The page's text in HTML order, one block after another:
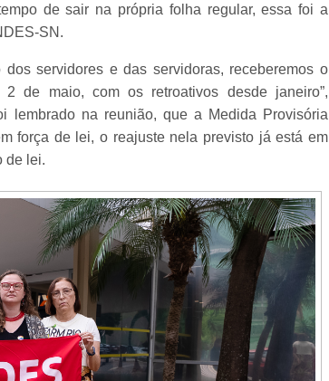
de sair na própria folha regular, essa foi a
SN.
servidores e das servidoras, receberemos o
de maio, com os retroativos desde janeiro”,
lembrado na reunião, que a Medida Provisória
força de lei, o reajuste nela previsto já está em
de lei.